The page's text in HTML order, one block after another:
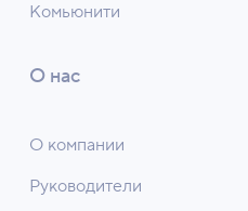
Комьюнити
О нас
О компании
Руководители